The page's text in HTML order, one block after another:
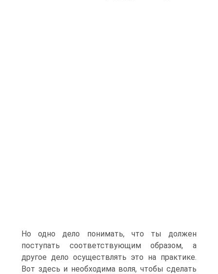
Но одно дело понимать, что ты должен
поступать соответствующим образом, а
другое дело осуществлять это на практике.
Вот здесь и необходима воля, чтобы сделать